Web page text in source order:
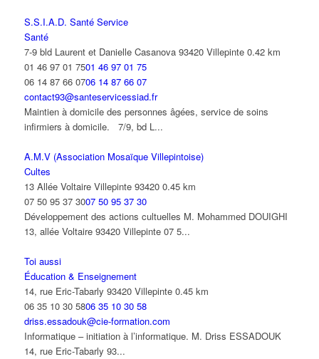
S.S.I.A.D. Santé Service
Santé
7-9 bld Laurent et Danielle Casanova 93420 Villepinte 0.42 km
01 46 97 01 7501 46 97 01 75
06 14 87 66 0706 14 87 66 07
contact93@santeservicessiad.fr
Maintien à domicile des personnes âgées, service de soins
infirmiers à domicile. 7/9, bd L...
A.M.V (Association Mosaïque Villepintoise)
Cultes
13 Allée Voltaire Villepinte 93420 0.45 km
07 50 95 37 3007 50 95 37 30
Développement des actions cultuelles M. Mohammed DOUIGHI
13, allée Voltaire 93420 Villepinte 07 5...
Toi aussi
Éducation & Enseignement
14, rue Eric-Tabarly 93420 Villepinte 0.45 km
06 35 10 30 5806 35 10 30 58
driss.essadouk@cie-formation.com
Informatique – initiation à l’informatique. M. Driss ESSADOUK
14, rue Eric-Tabarly 93...